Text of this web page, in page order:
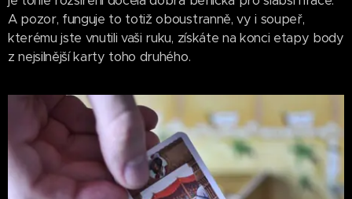
A pozor, funguje to totiž oboustranně, vy i soupeř,
kterému jste vnutili vaši ruku, získáte na konci etapy body
z nejsilnější karty toho druhého.